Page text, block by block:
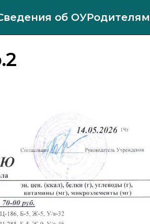
об ОУРодителям